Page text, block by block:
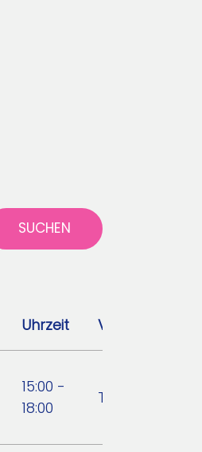
SUCHEN
Uhrzeit Verein
15:00 -
18:00
Tennisclub